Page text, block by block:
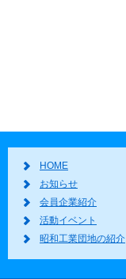
HOME
お知らせ
会員企業紹介
活動イベント
昭和工業団地の紹介